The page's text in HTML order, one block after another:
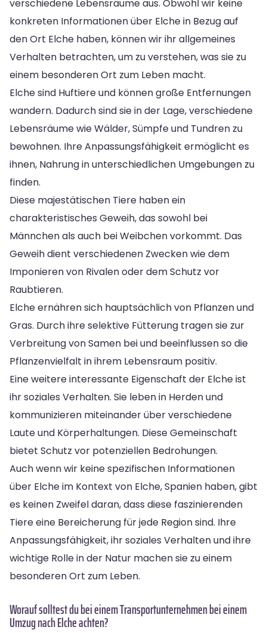
verschiedene Lebensräume aus. Obwohl wir keine
konkreten Informationen über Elche in Bezug auf
den Ort Elche haben, können wir ihr allgemeines
Verhalten betrachten, um zu verstehen, was sie zu
einem besonderen Ort zum Leben macht.
Elche sind Huftiere und können große Entfernungen
wandern. Dadurch sind sie in der Lage, verschiedene
Lebensräume wie Wälder, Sümpfe und Tundren zu
bewohnen. Ihre Anpassungsfähigkeit ermöglicht es
ihnen, Nahrung in unterschiedlichen Umgebungen zu
finden.
Diese majestätischen Tiere haben ein
charakteristisches Geweih, das sowohl bei
Männchen als auch bei Weibchen vorkommt. Das
Geweih dient verschiedenen Zwecken wie dem
Imponieren von Rivalen oder dem Schutz vor
Raubtieren.
Elche ernähren sich hauptsächlich von Pflanzen und
Gras. Durch ihre selektive Fütterung tragen sie zur
Verbreitung von Samen bei und beeinflussen so die
Pflanzenvielfalt in ihrem Lebensraum positiv.
Eine weitere interessante Eigenschaft der Elche ist
ihr soziales Verhalten. Sie leben in Herden und
kommunizieren miteinander über verschiedene
Laute und Körperhaltungen. Diese Gemeinschaft
bietet Schutz vor potenziellen Bedrohungen.
Auch wenn wir keine spezifischen Informationen
über Elche im Kontext von Elche, Spanien haben, gibt
es keinen Zweifel daran, dass diese faszinierenden
Tiere eine Bereicherung für jede Region sind. Ihre
Anpassungsfähigkeit, ihr soziales Verhalten und ihre
wichtige Rolle in der Natur machen sie zu einem
besonderen Ort zum Leben.
Worauf solltest du bei einem Transportunternehmen bei einem
Umzug nach Elche achten?